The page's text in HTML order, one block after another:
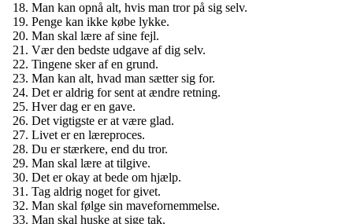
Man kan opnå alt, hvis man tror på sig selv.
Penge kan ikke købe lykke.
Man skal lære af sine fejl.
Vær den bedste udgave af dig selv.
Tingene sker af en grund.
Man kan alt, hvad man sætter sig for.
Det er aldrig for sent at ændre retning.
Hver dag er en gave.
Det vigtigste er at være glad.
Livet er en læreproces.
Du er stærkere, end du tror.
Man skal lære at tilgive.
Det er okay at bede om hjælp.
Tag aldrig noget for givet.
Man skal følge sin mavefornemmelse.
Man skal huske at sige tak.